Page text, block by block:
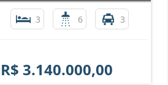
3 6 3
R$ 3.140.000,00